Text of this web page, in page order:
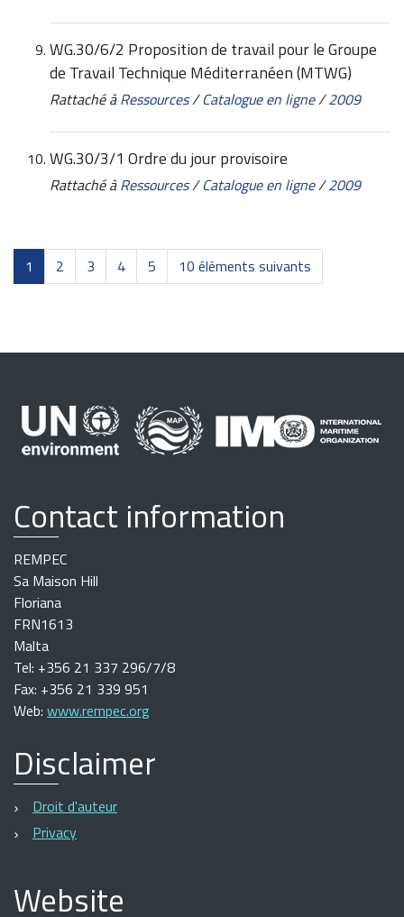
WG.30/6/2 Proposition de travail pour le Groupe
de Travail Technique Méditerranéen (MTWG)
Rattaché à Ressources/Catalogue en ligne/2009
WG.30/3/1 Ordre du jour provisoire
Rattaché à Ressources/Catalogue en ligne/2009
1 2 3 4 5 10 éléments suivants
Contact information
REMPEC
Sa Maison Hill
Floriana
FRN1613
Malta
Tel: +356 21 337 296/7/8
Fax: +356 21 339 951
Web: www.rempec.org
Disclaimer
Droit d'auteur
Privacy
Website